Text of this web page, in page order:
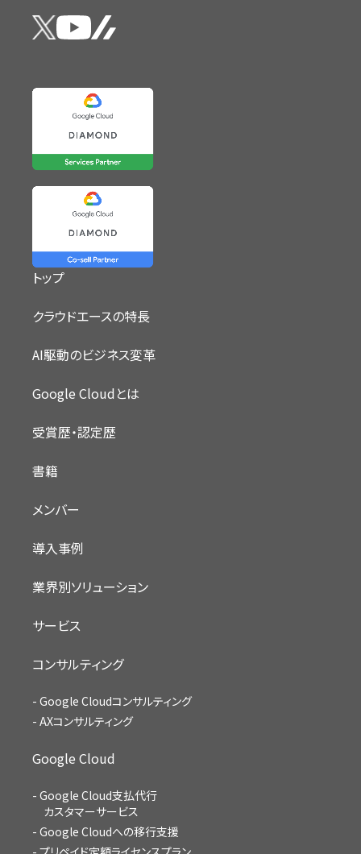
トップ
クラウドエースの特長
AI駆動のビジネス変革
Google Cloudとは
受賞歴・認定歴
書籍
メンバー
導入事例
業界別ソリューション
サービス
コンサルティング
Google Cloudコンサルティング
AXコンサルティング
Google Cloud
Google Cloud支払代行
カスタマーサービス
Google Cloudへの移行支援